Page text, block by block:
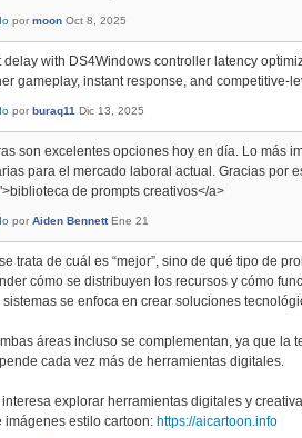
por moon Oct 8, 2025
delay with DS4Windows controller latency
gameplay, instant response, and competitive-
por buraq11 Dic 13, 2025
son excelentes opciones hoy en día. Lo más
para el mercado laboral actual. Gracias por
de prompts creativos</a>
por Aiden Bennett Ene 21
trata de cuál es “mejor”, sino de qué tipo de
cómo se distribuyen los recursos y cómo
se enfoca en crear soluciones
áreas incluso se complementan, ya que la
cada vez más de herramientas digitales.
explorar herramientas digitales y
imágenes estilo cartoon: https://aicartoon.info